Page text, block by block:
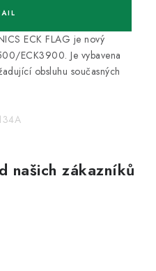
ECK FLAG je nový
ECK3900. Je vybavena
obsluhu současných
našich zákazníků